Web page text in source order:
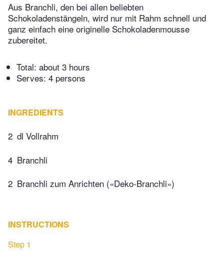
Aus Branchli, den bei allen beliebten
Schokoladenstängeln, wird nur mit Rahm schnell und
ganz einfach eine originelle Schokoladenmousse
zubereitet.
Total: about 3 hours
Serves: 4 persons
INGREDIENTS
2 dl Vollrahm
4 Branchli
2 Branchli zum Anrichten («Deko-Branchli»)
INSTRUCTIONS
Step 1